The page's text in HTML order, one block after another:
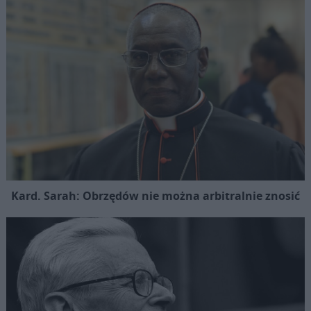
Kard. Sarah: Obrzędów nie można arbitralnie znosić